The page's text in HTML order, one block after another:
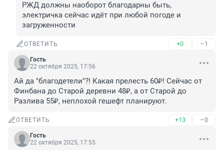
РЖД должны наоборот благодарны быть,
электричка сейчас идёт при любой погоде и
загруженности
ОТВЕТИТЬ +0 –1
Гость
22 октября 2025, 17:56
Ай да "благодетели"?! Какая прелесть 60₽! Сейчас от
Финбана до Старой деревни 48₽, а от Старой до
Разлива 55₽, неплохой гешефт планируют.
ОТВЕТИТЬ +13 –0
Гость
22 октября 2025, 17:55